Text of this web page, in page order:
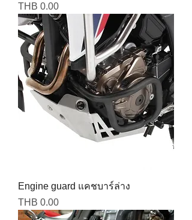
Price
THB 0.00
Engine guard แคชบาร์ล่าง
Price
THB 0.00